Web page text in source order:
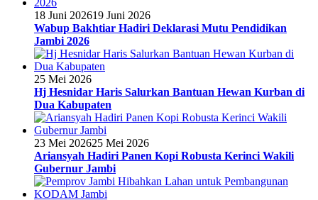
18 Juni 202619 Juni 2026
Wabup Bakhtiar Hadiri Deklarasi Mutu Pendidikan
Jambi 2026
25 Mei 2026
Hj Hesnidar Haris Salurkan Bantuan Hewan Kurban di
Dua Kabupaten
23 Mei 202625 Mei 2026
Ariansyah Hadiri Panen Kopi Robusta Kerinci Wakili
Gubernur Jambi